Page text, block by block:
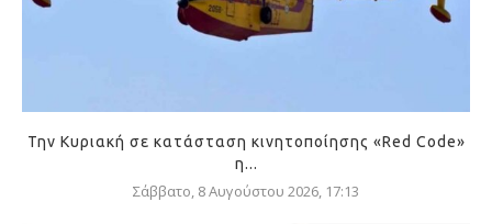
Την Κυριακή σε κατάσταση κινητοποίησης «Red Code»
η...
Σάββατο, 8 Αυγούστου 2026, 17:13